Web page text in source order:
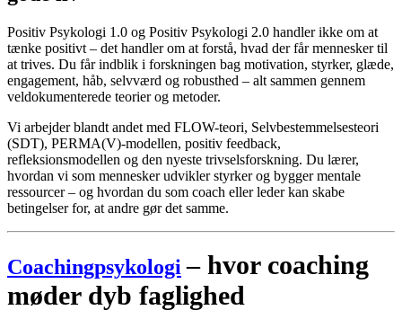
Positiv Psykologi 1.0 og Positiv Psykologi 2.0 handlerikke om at
tænke positivt – det handlerom at forstå, hvad derfårmenneskertil
at trives. Du fårindblik i forskningen bag motivation, styrker, glæde,
engagement, håb, selvværd og robusthed – alt sammen gennem
veldokumenterede teorierog metoder.
Vi arbejderblandt andet med FLOW-teori, Selvbestemmelsesteori
(SDT), PERMA(V)-modellen, positiv feedback,
refleksionsmodellen og den nyeste trivselsforskning. Du lærer,
hvordan vi som menneskerudviklerstyrkerog byggermentale
ressourcer – og hvordan du som coach ellerlederkan skabe
betingelserfor, at andre gørdet samme.
Coachingpsykologi – hvor coaching
møder dyb faglighed